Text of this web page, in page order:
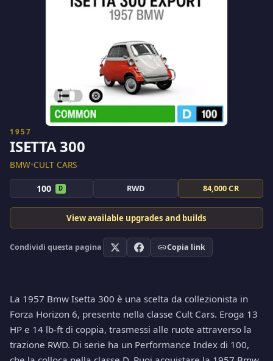
1957
ISETTA 300
BMW•CULT CARS
100 D RWD 84,000 CR
View available upgrades and builds
Condividi questa pagina Copia link
La 1957 Bmw Isetta 300 è una scelta da collezionista in
Forza Horizon 6, presente nella classe Cult Cars. Eroga 13
HP e 14 lb-ft di coppia, trasmessi alle ruote attraverso la
trazione RWD. Di serie ha un Performance Index di 100,